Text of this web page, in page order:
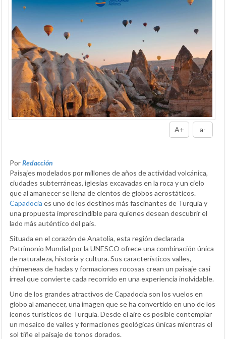
A+ a-
PorRedacción
Paisajes modelados por millones de años de actividad volcánica,
ciudades subterráneas, iglesias excavadas en la roca y un cielo
que al amanecer se llena de cientos de globos aerostáticos.
Capadocia es uno de los destinos más fascinantes de Turquía y
una propuesta imprescindible para quienes desean descubrir el
lado más auténtico del país.
Situada en el corazón de Anatolia, esta región declarada
Patrimonio Mundial por la UNESCO ofrece una combinación única
de naturaleza, historia y cultura. Sus característicos valles,
chimeneas de hadas y formaciones rocosas crean un paisaje casi
irreal que convierte cada recorrido en una experiencia inolvidable.
Uno de los grandes atractivos de Capadocia son los vuelos en
globo al amanecer, una imagen que se ha convertido en uno de los
iconos turísticos de Turquía. Desde el aire es posible contemplar
un mosaico de valles y formaciones geológicas únicas mientras el
sol tiñe el paisaje de tonos dorados.